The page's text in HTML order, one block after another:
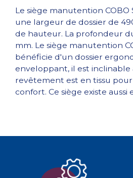
Le siège manutention COBO
une largeur de dossier de
de hauteur. La profondeur
mm. Le siège manutention
bénéficie d'un dossier
enveloppant, il est inclinable
revêtement est en tissu
confort. Ce siège existe